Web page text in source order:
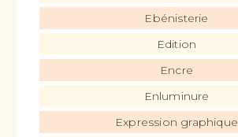
Ebénisterie
Edition
Encre
Enluminure
Expression graphique